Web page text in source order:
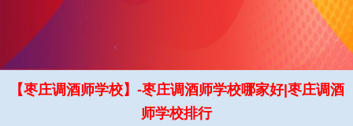
【枣庄调酒师学校】-枣庄调酒师学校哪家好|枣庄调酒
师学校排行